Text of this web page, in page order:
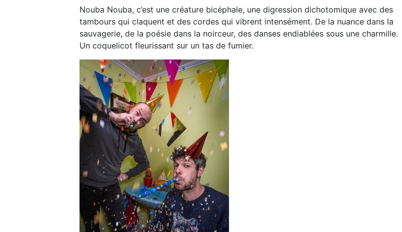
Nouba Nouba, c’est une créature bicéphale, une digression dichotomique avec des
tambours qui claquent et des cordes qui vibrent intensément. De la nuance dans la
sauvagerie, de la poésie dans la noirceur, des danses endiablées sous une charmille.
Un coquelicot fleurissant sur un tas de fumier.